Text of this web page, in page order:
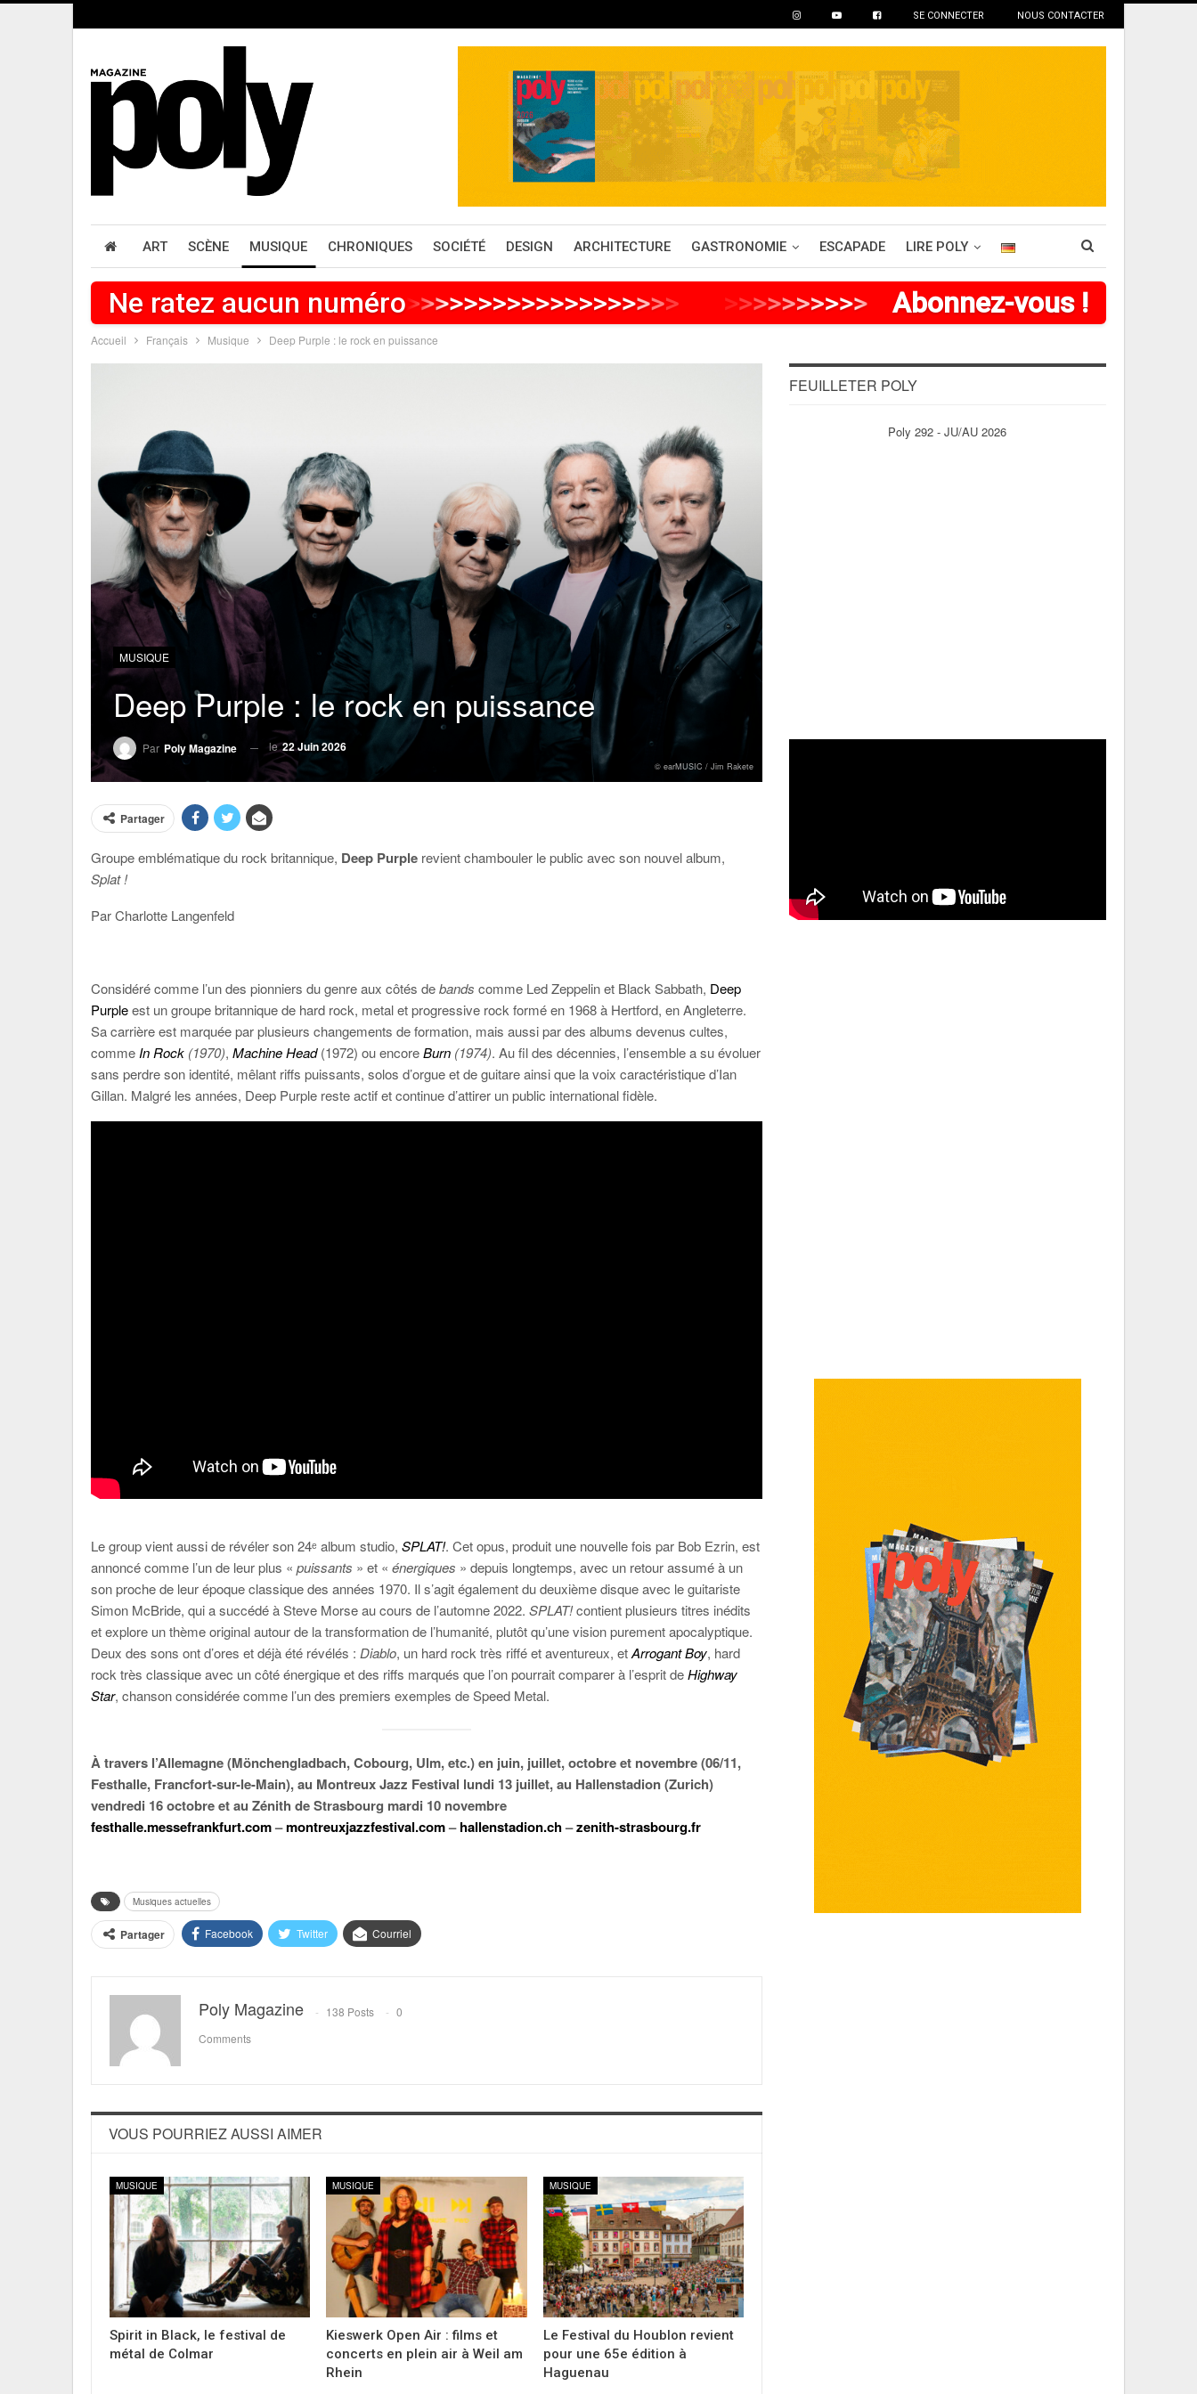
SE CONNECTER NOUS CONTACTER
ART SCÈNE MUSIQUE CHRONIQUES SOCIÉTÉ DESIGN ARCHITECTURE GASTRONOMIE ESCAPADE LIRE POLY
Ne ratez aucun numéro>>>>>>>>>>>>>>>>>>> >>>>>> >>> Abonnez-vous !
Accueil Français Musique Deep Purple : le rock en puissance
MUSIQUE
Deep Purple : le rock en puissance
Par Poly Magazine le22 Juin 2026
© earMUSIC / Jim Rakete
Partager
Groupe emblématique du rock britannique, Deep Purple revient chambouler le public avec son nouvel album,
Splat !
Par Charlotte Langenfeld
Considéré comme l’un des pionniers du genre aux côtés debands comme Led Zeppelin et Black Sabbath, Deep
Purpleest un groupe britannique de hard rock, metal et progressive rock formé en 1968 à Hertford, en Angleterre.
Sa carrière est marquée par plusieurs changements de formation, mais aussi par des albums devenus cultes,
comme In Rock (1970), Machine Head(1972) ou encoreBurn (1974). Au fil des décennies, l’ensemble a su évoluer
sans perdre son identité, mêlant riffs puissants, solos d’orgue et de guitare ainsi que la voix caractéristique d’Ian
Gillan. Malgré les années, Deep Purple reste actif et continue d’attirer un public international fidèle.
Le group vient aussi de révéler son 24ᵉ album studio, SPLAT!. Cet opus, produit une nouvelle fois par Bob Ezrin, est
annoncé comme l’un de leur plus « puissants » et « énergiques » depuis longtemps, avec un retour assumé à un
son proche de leur époque classique des années 1970. Il s’agit également du deuxième disque avec le guitariste
Simon McBride, qui a succédé à Steve Morse au cours de l’automne 2022. SPLAT!contient plusieurs titres inédits
et explore un thème original autour de la transformation de l’humanité, plutôt qu’une vision purement apocalyptique.
Deux des sons ont d’ores et déjà été révélés : Diablo, un hard rock très riffé et aventureux, etArrogant Boy, hard
rock très classique avec un côté énergique et des riffs marqués que l’on pourrait comparer à l’esprit deHighway
Star, chanson considérée comme l’un des premiers exemples de Speed Metal.
À travers l’Allemagne (Mönchengladbach, Cobourg, Ulm, etc.) en juin, juillet, octobre et novembre (06/11,
Festhalle, Francfort-sur-le-Main), au Montreux Jazz Festival lundi 13 juillet, au Hallenstadion (Zurich)
vendredi 16 octobre et au Zénith de Strasbourg mardi 10 novembre
festhalle.messefrankfurt.com–montreuxjazzfestival.com–hallenstadion.ch–zenith-strasbourg.fr
Musiques actuelles
Partager Facebook Twitter Courriel
Poly Magazine 138 Posts
0
Comments
VOUS POURRIEZ AUSSI AIMER
MUSIQUE
Spirit in Black, le festival de
métal de Colmar
MUSIQUE
Kieswerk Open Air : films et
concerts en plein air à Weil am
Rhein
MUSIQUE
Le Festival du Houblon revient
pour une 65e édition à
Haguenau
FEUILLETER POLY
Poly 292 - JU/AU 2026